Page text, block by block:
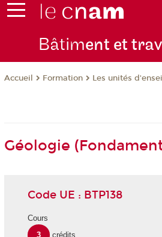
Bâtiment et
Accueil Formation Les unités
Géologie
Code UE : BTP138
Cours
3
crédits